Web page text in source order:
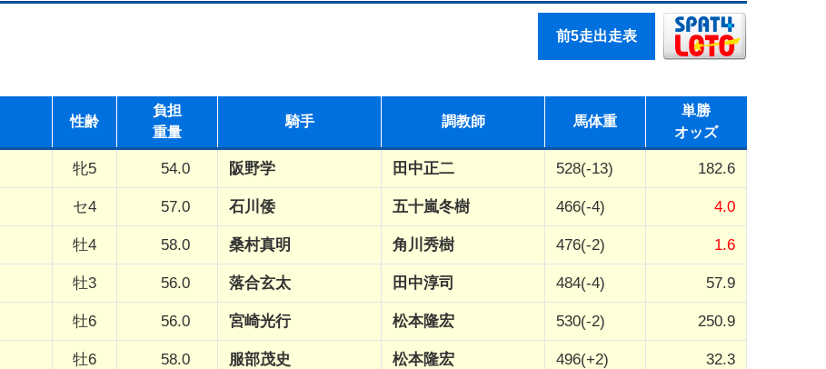
前5走出走表
性齢
負担
重量
騎手 調教師 馬体重
単勝
オッズ
牝5 54.0 阪野学 田中正二 528(-13) 182.6
セ4 57.0 石川倭 五十嵐冬樹 466(-4) 4.0
牡4 58.0 桑村真明 角川秀樹 476(-2) 1.6
牡3 56.0 落合玄太 田中淳司 484(-4) 57.9
牡6 56.0 宮崎光行 松本隆宏 530(-2) 250.9
牡6 58.0 服部茂史 松本隆宏 496(+2) 32.3